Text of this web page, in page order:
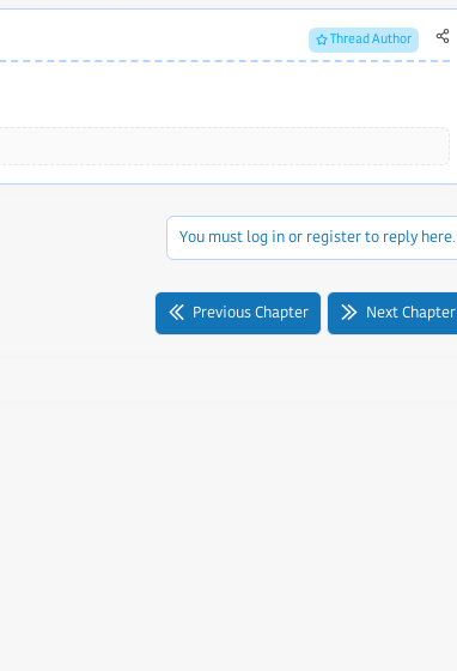
Thread Author
You must log in or register to reply here.
Previous Chapter Next Chapter